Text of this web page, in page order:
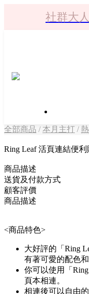
社群大
社群大
全
社群大
全部商品 /本月主打 /
Ring Leaf 活頁連結便
商品描述
送貨及付款方式
顧客評價
商品描述
<商品特色>
大好評的「Ring
有著可愛的配色和
你可以使用「
頁本相連。
相連後可以自由